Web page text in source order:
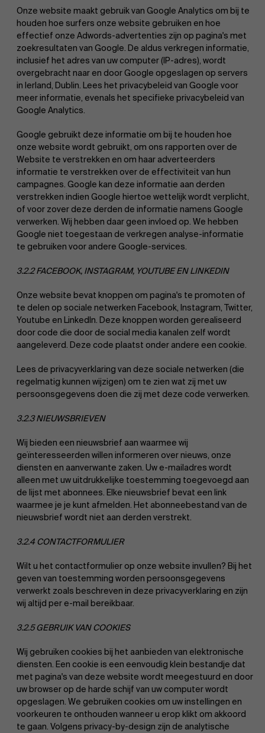
Over Antwerp Management School
Onze website maakt gebruik van Google Analytics om bij te
houden hoe surfers onze website gebruiken en hoe
effectief onze Adwords-advertenties zijn op pagina's met
zoekresultaten van Google. De aldus verkregen informatie,
inclusief het adres van uw computer (IP-adres), wordt
overgebracht naar en door Google opgeslagen op servers
in Ierland, Dublin. Lees het privacybeleid van Google voor
meer informatie, evenals het specifieke privacybeleid van
Google Analytics.
Google gebruikt deze informatie om bij te houden hoe
onze website wordt gebruikt, om ons rapporten over de
Website te verstrekken en om haar adverteerders
informatie te verstrekken over de effectiviteit van hun
campagnes. Google kan deze informatie aan derden
verstrekken indien Google hiertoe wettelijk wordt verplicht,
of voor zover deze derden de informatie namens Google
verwerken. Wij hebben daar geen invloed op. We hebben
Google niet toegestaan de verkregen analyse-informatie
te gebruiken voor andere Google-services.
3.2.2 FACEBOOK, INSTAGRAM, YOUTUBE EN LINKEDIN
Onze website bevat knoppen om pagina's te promoten of
te delen op sociale netwerken Facebook, Instagram, Twitter,
Youtube en LinkedIn. Deze knoppen worden gerealiseerd
door code die door de social media kanalen zelf wordt
aangeleverd. Deze code plaatst onder andere een cookie.
Lees de privacyverklaring van deze sociale netwerken (die
regelmatig kunnen wijzigen) om te zien wat zij met uw
persoonsgegevens doen die zij met deze code verwerken.
3.2.3 NIEUWSBRIEVEN
Wij bieden een nieuwsbrief aan waarmee wij
geïnteresseerden willen informeren over nieuws, onze
diensten en aanverwante zaken. Uw e-mailadres wordt
alleen met uw uitdrukkelijke toestemming toegevoegd aan
de lijst met abonnees. Elke nieuwsbrief bevat een link
waarmee je je kunt afmelden. Het abonneebestand van de
nieuwsbrief wordt niet aan derden verstrekt.
3.2.4 CONTACTFORMULIER
Wilt u het contactformulier op onze website invullen? Bij het
geven van toestemming worden persoonsgegevens
verwerkt zoals beschreven in deze privacyverklaring en zijn
wij altijd per e-mail bereikbaar.
3.2.5 GEBRUIK VAN COOKIES
Wij gebruiken cookies bij het aanbieden van elektronische
diensten. Een cookie is een eenvoudig klein bestandje dat
met pagina's van deze website wordt meegestuurd en door
uw browser op de harde schijf van uw computer wordt
opgeslagen. We gebruiken cookies om uw instellingen en
voorkeuren te onthouden wanneer u erop klikt om akkoord
te gaan. Volgens privacy-by-design zijn de analytische